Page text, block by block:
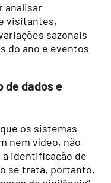
analisar
visitantes,
sazonais
do ano e eventos
de dados e
os sistemas
nem vídeo, não
identificação de
se trata, portanto,